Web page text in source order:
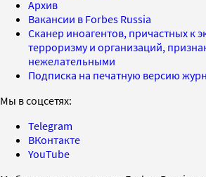
Архив
Вакансии в Forbes Russia
Сканер иноагентов, причастных к
терроризму и организаций,
нежелательными
Подписка на печатную версию
Мы в соцсетях:
Telegram
ВКонтакте
YouTube